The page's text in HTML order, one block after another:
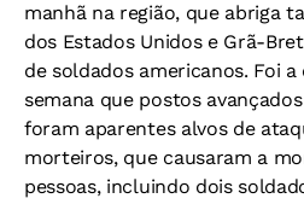
manhã na região, que abriga
dos Estados Unidos e Grã-
de soldados americanos. Foi
semana que postos
foram aparentes alvos de
morteiros, que causaram a
pessoas, incluindo dois